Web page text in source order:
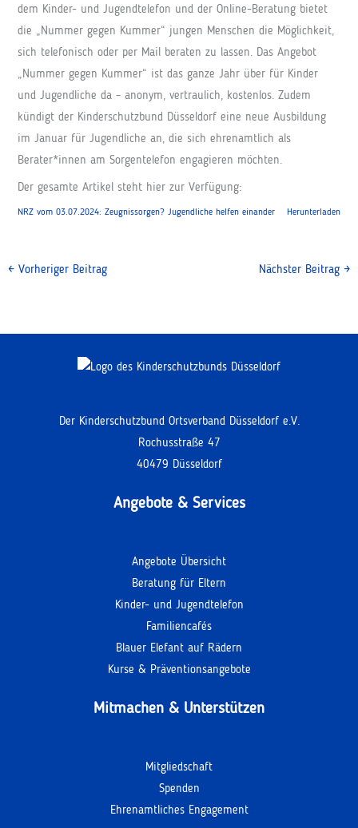
dem Kinder- und Jugendtelefon und der Online-Beratung bietet
die „Nummer gegen Kummer“ jungen Menschen die Möglichkeit,
sich telefonisch oder per Mail beraten zu lassen. Das Angebot
„Nummer gegen Kummer“ ist das ganze Jahr über für Kinder
und Jugendliche da – anonym, vertraulich, kostenlos. Zudem
kündigt der Kinderschutzbund Düsseldorf eine neue Ausbildung
im Januar für Jugendliche an, die sich ehrenamtlich als
Berater*innen am Sorgentelefon engagieren möchten.
Der gesamte Artikel steht hier zur Verfügung:
NRZ vom 03.07.2024: Zeugnissorgen? Jugendliche helfen einander Herunterladen
←Vorheriger Beitrag Nächster Beitrag →
Der Kinderschutzbund Ortsverband Düsseldorf e.V.
Rochusstraße 47
40479 Düsseldorf
Angebote & Services
Angebote Übersicht
Beratung für Eltern
Kinder- und Jugendtelefon
Familiencafés
Blauer Elefant auf Rädern
Kurse & Präventionsangebote
Mitmachen & Unterstützen
Mitgliedschaft
Spenden
Ehrenamtliches Engagement